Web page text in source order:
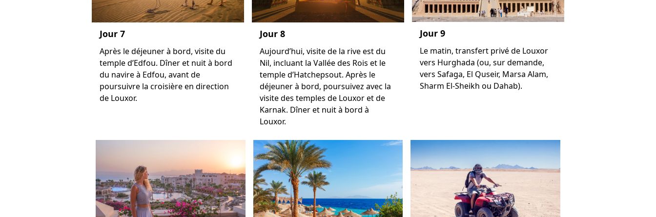
Jour 7
Après le déjeuner à bord, visite du
temple d’Edfou. Dîner et nuit à bord
du navire à Edfou, avant de
poursuivre la croisière en direction
de Louxor.
Jour 8
Aujourd’hui, visite de la rive est du
Nil, incluant la Vallée des Rois et le
temple d’Hatchepsout. Après le
déjeuner à bord, poursuivez avec la
visite des temples de Louxor et de
Karnak. Dîner et nuit à bord à
Louxor.
Jour 9
Le matin, transfert privé de Louxor
vers Hurghada (ou, sur demande,
vers Safaga, El Quseir, Marsa Alam,
Sharm El-Sheikh ou Dahab).